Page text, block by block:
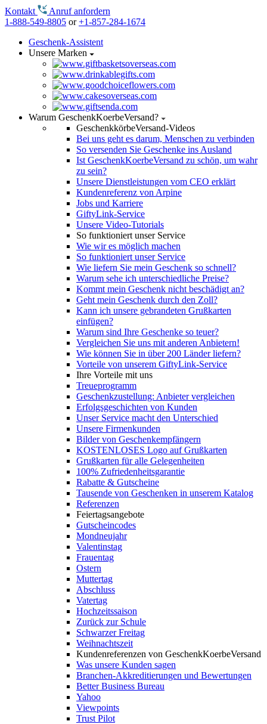
Kontakt
Anruf anfordern
1-888-549-8805 or+1-857-284-1674
Geschenk-Assistent
Unsere Marken
Warum GeschenkKoerbeVersand?
GeschenkkörbeVersand-Videos
Bei uns geht es darum, Menschen zu verbinden
So versenden Sie Geschenke ins Ausland
Ist GeschenkKoerbeVersand zu schön, um wahr
zu sein?
Unsere Dienstleistungen vom CEO erklärt
Kundenreferenz von Arpine
Jobs und Karriere
GiftyLink-Service
Unsere Video-Tutorials
So funktioniert unser Service
Wie wir es möglich machen
So funktioniert unser Service
Wie liefern Sie mein Geschenk so schnell?
Warum sehe ich unterschiedliche Preise?
Kommt mein Geschenk nicht beschädigt an?
Geht mein Geschenk durch den Zoll?
Kann ich unsere gebrandeten Grußkarten
einfügen?
Warum sind Ihre Geschenke so teuer?
Vergleichen Sie uns mit anderen Anbietern!
Wie können Sie in über 200 Länder liefern?
Vorteile von unserem GiftyLink-Service
Ihre Vorteile mit uns
Treueprogramm
Geschenkzustellung: Anbieter vergleichen
Erfolgsgeschichten von Kunden
Unser Service macht den Unterschied
Unsere Firmenkunden
Bilder von Geschenkempfängern
KOSTENLOSES Logo auf Grußkarten
Grußkarten für alle Gelegenheiten
100% Zufriedenheitsgarantie
Rabatte & Gutscheine
Tausende von Geschenken in unserem Katalog
Referenzen
Feiertagsangebote
Gutscheincodes
Mondneujahr
Valentinstag
Frauentag
Ostern
Muttertag
Abschluss
Vatertag
Hochzeitssaison
Zurück zur Schule
Schwarzer Freitag
Weihnachtszeit
Kundenreferenzen von GeschenkKoerbeVersand
Was unsere Kunden sagen
Branchen-Akkreditierungen und Bewertungen
Better Business Bureau
Yahoo
Viewpoints
Trust Pilot